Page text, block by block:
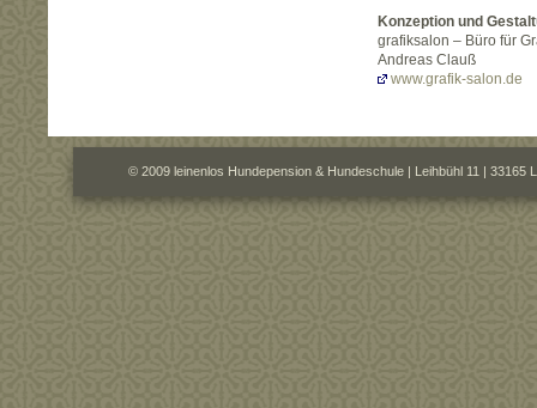
Konzeption und
grafiksalon – Büro für
Andreas Clauß
www.grafik-salon.de
© 2009 leinenlos Hundepension & Hundeschule | Leihbühl 11 | 33165